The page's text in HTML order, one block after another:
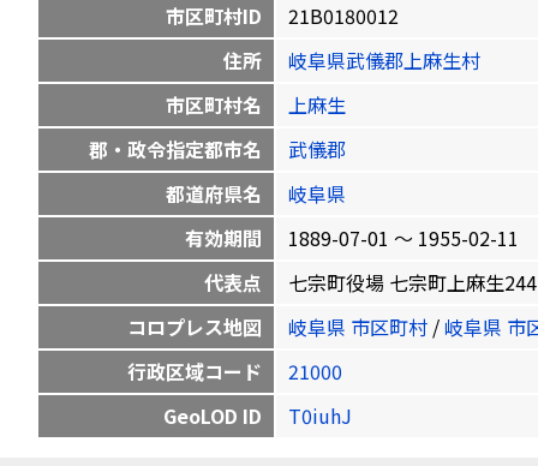
市区町村ID
21B0180012
住所
岐阜県武儀郡上麻生村
市区町村名
上麻生
郡・政令指定都市名
武儀郡
都道府県名
岐阜県
有効期間
1889-07-01 〜 1955-02-11
代表点
七宗町役場 七宗町上麻生
コロプレス地図
岐阜県 市区町村 /岐阜県 市
行政区域コード
21000
GeoLOD ID
T0iuhJ